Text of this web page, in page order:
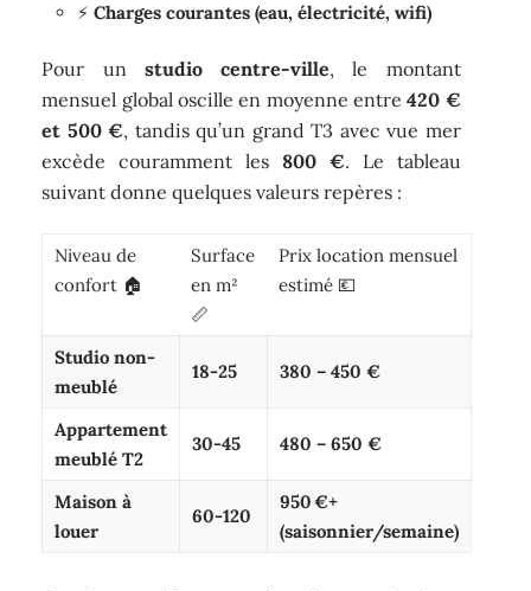
⚡Charges courantes (eau, électricité, wifi)
Pour un studio centre-ville, le montant
mensuel global oscille en moyenne entre420 €
et 500 €, tandis qu’un grand T3 avec vue mer
excède couramment les 800 €. Le tableau
suivant donne quelques valeurs repères :
Niveau de
confort 🏠
Surface
en m²
📏
Prix location mensuel
estimé 💶
Studio non-
meublé
18-25 380 – 450 €
Appartement
meublé T2
30-45 480 – 650 €
Maison à
louer
60-120
950 €+
(saisonnier/semaine)